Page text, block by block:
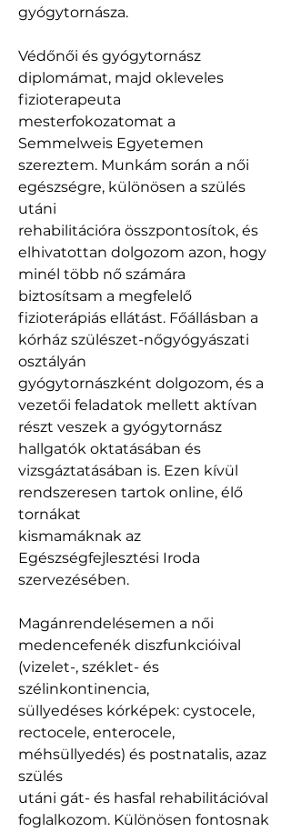
gyógytornásza.
Védőnői és gyógytornász
diplomámat, majd okleveles
fizioterapeuta
mesterfokozatomat a
Semmelweis Egyetemen
szereztem. Munkám során a női
egészségre, különösen a szülés
utáni
rehabilitációra összpontosítok, és
elhivatottan dolgozom azon, hogy
minél több nő számára
biztosítsam a megfelelő
fizioterápiás ellátást. Főállásban a
kórház szülészet-nőgyógyászati
osztályán
gyógytornászként dolgozom, és a
vezetői feladatok mellett aktívan
részt veszek a gyógytornász
hallgatók oktatásában és
vizsgáztatásában is. Ezen kívül
rendszeresen tartok online, élő
tornákat
kismamáknak az
Egészségfejlesztési Iroda
szervezésében.
Magánrendelésemen a női
medencefenék diszfunkcióival
(vizelet-, széklet- és
szélinkontinencia,
süllyedéses kórképek: cystocele,
rectocele, enterocele,
méhsüllyedés) és postnatalis, azaz
szülés
utáni gát- és hasfal rehabilitációval
foglalkozom. Különösen fontosnak